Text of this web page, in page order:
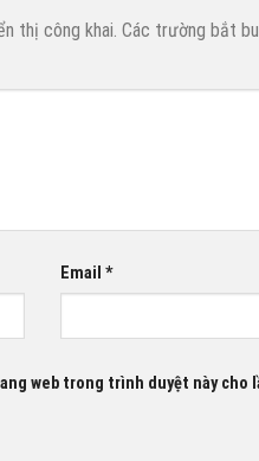
thị công khai. Các trường bắt
Email *
web trong trình duyệt này cho